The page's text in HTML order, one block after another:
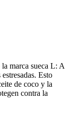
marca sueca L: A
Esto
de coco y la
contra la